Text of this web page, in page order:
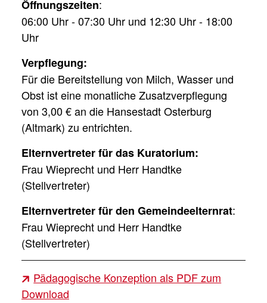
Öffnungszeiten:
06:00 Uhr - 07:30 Uhr und 12:30 Uhr - 18:00
Uhr
Verpflegung:
Für die Bereitstellung von Milch, Wasser und
Obst ist eine monatliche Zusatzverpflegung
von 3,00 € an die Hansestadt Osterburg
(Altmark) zu entrichten.
Elternvertreter für das Kuratorium:
Frau Wieprecht und Herr Handtke
(Stellvertreter)
Elternvertreter für den Gemeindeelternrat:
Frau Wieprecht und Herr Handtke
(Stellvertreter)
Pädagogische Konzeption als PDF zum
Download